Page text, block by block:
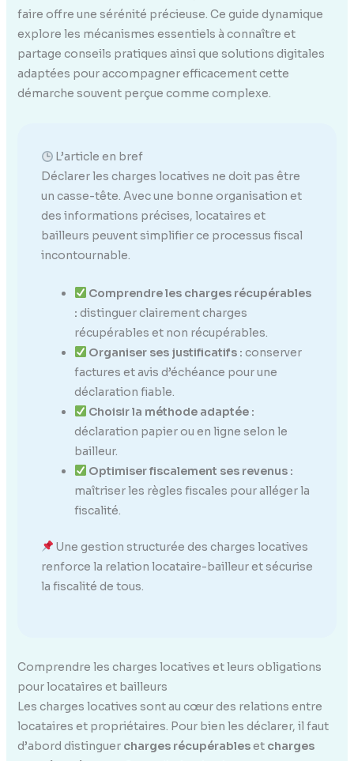
faire offre une sérénité précieuse. Ce guide dynamique
explore les mécanismes essentiels à connaître et
partage conseils pratiques ainsi que solutions digitales
adaptées pour accompagner efficacement cette
démarche souvent perçue comme complexe.
L’article en bref
Déclarer les charges locatives ne doit pas être
un casse-tête. Avec une bonne organisation et
des informations précises, locataires et
bailleurs peuvent simplifier ce processus fiscal
incontournable.
Comprendre les charges récupérables
: distinguer clairement charges
récupérables et non récupérables.
Organiser ses justificatifs : conserver
factures et avis d’échéance pour une
déclaration fiable.
Choisir la méthode adaptée :
déclaration papier ou en ligne selon le
bailleur.
Optimiser fiscalement ses revenus :
maîtriser les règles fiscales pour alléger la
fiscalité.
Une gestion structurée des charges locatives
renforce la relation locataire-bailleur et sécurise
la fiscalité de tous.
Comprendre les charges locatives et leurs obligations
pour locataires et bailleurs
Les charges locatives sont au cœur des relations entre
locataires et propriétaires. Pour bien les déclarer, il faut
d’abord distinguer charges récupérableset charges